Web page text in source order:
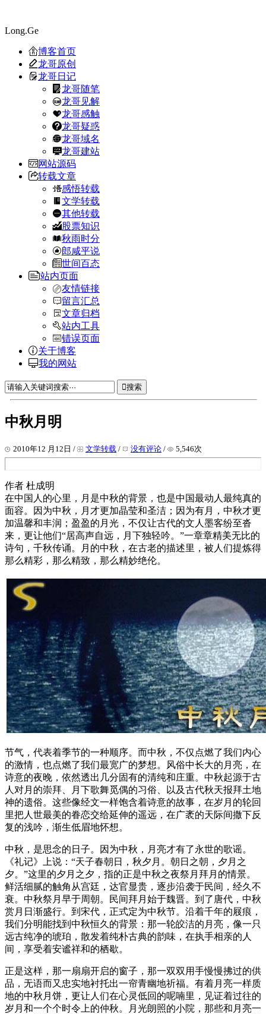
Long.Ge
博客首页
龙哥原创
龙哥日记
龙哥随笔
龙哥见解
龙哥感触
龙哥疑惑
龙哥域名
龙哥建站
网站源码
转载文章
感悟转载
文学转载
其他转载
股票知识
秋雨时分
郎咸平说
世间百态
站内页面
友情链接
留言汇总
文章归档
站内工具
错误页面
关于博客
我的网站
搜索
中秋月明
2010年12 月12日 / 文学转载 / 没有评论 / 5,546次
作者 杜成明
在中国人的心里，月是中秋的背景，也是中国最动人最纯真的
面容。因为中秋，月才更加晶莹和圣洁；因为有月，中秋才更
加温馨和丰润；盈盈的月光，不仅让古代的文人墨客纷至沓
来，更让他们“居高声自远，月下独轻吟。”一章章精美无比的
诗句，千秋传诵。月的中秋，在古老的描述里，被人们提炼得
那么精彩，那么精致，那么精妙绝伦。
节气，代表着季节的一种顺序。而中秋，不仅点燃了我们内心
的激情，也点燃了我们最宽广的梦想。风俗中长大的月亮，在
诗意的夜晚，依然透出几分固有的清纯和庄重。中秋起源于古
人对月的崇拜、月下歌舞觅偶的习俗、以及古代秋天报拜土地
神的遗俗。这些像经文一样饱含着诗意的故事，在岁月的轮回
里把人世最美的眷恋交给延伸的遥远，在广袤的天际间撒下反
复的浅吟，渐生低眉地怀想。
中秋，是思念的日子。因为中秋，月亮才有了永世的歌谣。
《礼记》上说：“天子春朝日，秋夕月。朝日之朝，夕月之
夕。”这里的夕月之夕，指的正是中秋之夜祭月拜月的情景。
鲜活细腻的触角从宫廷，达官显贵，逐步沿袭于民间，经久不
衰。中秋祭月早于周朝。民间拜月始于魏晋。到了唐代，中秋
赏月日渐盛行。到宋代，正式定为中秋节。沿着千年的屐痕，
我们分明能找到中秋恒久的背景：那一轮皎洁的月亮，像一只
远古纯净的琥珀，散发着纯朴古典的韵味，在执手相亲的人
间，享受着安谧祥和的栖歇。
正是这样，那一扇扇开启的窗子，那一双双用手慢慢拂过的供
品，无语而又忠实地衬托出一帘青幽地祈福。有着月亮一样质
地的中秋月饼，更让人们在心灵低回的呢喃里，见证着过往的
岁月和一个个时令上的仲秋。月光朗照的小院，那些和月亮一